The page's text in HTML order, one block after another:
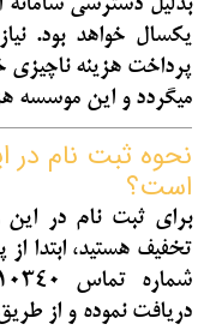
بدلیل دسترسی سامانه
یکسال خواهد بود.
پرداخت هزینه ناچیزی
میگردد و این موسسه
نحوه ثبت نام در
است؟
برای ثبت نام در این
تخفیف هستید، ابتدا
دریافت نموده و از